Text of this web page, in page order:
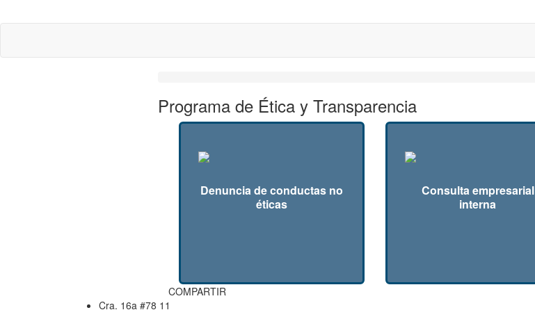
Programa de Ética y Transparencia
Denuncia de conductas no
éticas
Consulta empresarial
interna
COMPARTIR
Cra. 16a #78 11